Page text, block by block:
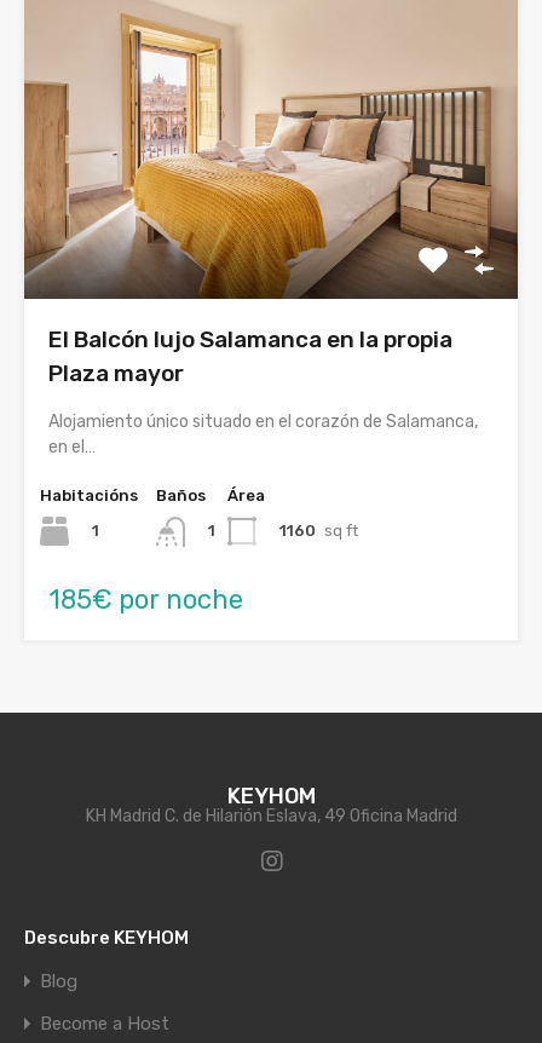
El Balcón lujo Salamanca en la propia
Plaza mayor
Alojamiento único situado en el corazón de Salamanca,
en el…
Habitacións
1
Baños
1
Área
1160 sq ft
185€ por noche
KEYHOM
KH Madrid C. de Hilarión Eslava, 49 Oficina Madrid
Descubre KEYHOM
Blog
Become a Host